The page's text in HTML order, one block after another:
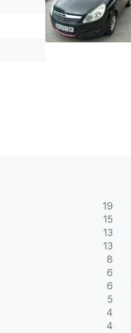
19
15
13
13
8
6
6
5
4
4